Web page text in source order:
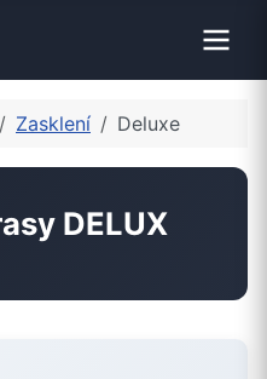
Zasklení Deluxe
DELUX